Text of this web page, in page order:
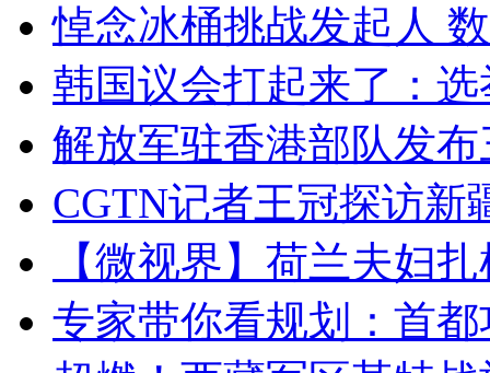
悼念冰桶挑战发起人
韩国议会打起来了：
解放军驻香港部队发
CGTN记者王冠探访新
【微视界】荷兰夫妇
专家带你看规划：首